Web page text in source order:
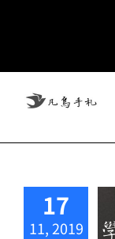
17
11, 2019